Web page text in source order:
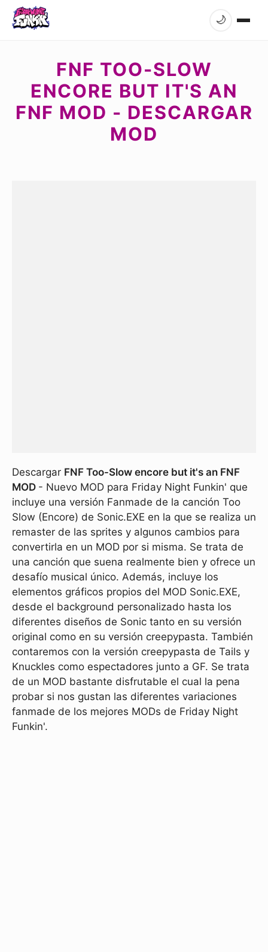
🌙
FNF TOO-SLOW
ENCORE BUT IT'S AN
FNF MOD - DESCARGAR
MOD
Descargar FNF Too-Slow encore but it's an FNF
MOD - Nuevo MOD para Friday Night Funkin' que
incluye una versión Fanmade de la canción Too
Slow (Encore) de Sonic.EXE en la que se realiza un
remaster de las sprites y algunos cambios para
convertirla en un MOD por si misma. Se trata de
una canción que suena realmente bien y ofrece un
desafío musical único. Además, incluye los
elementos gráficos propios del MOD Sonic.EXE,
desde el background personalizado hasta los
diferentes diseños de Sonic tanto en su versión
original como en su versión creepypasta. También
contaremos con la versión creepypasta de Tails y
Knuckles como espectadores junto a GF. Se trata
de un MOD bastante disfrutable el cual la pena
probar si nos gustan las diferentes variaciones
fanmade de los mejores MODs de Friday Night
Funkin'.